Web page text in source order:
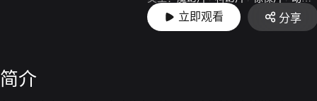
上映： 2014-01-24
立即观看 分享
简介